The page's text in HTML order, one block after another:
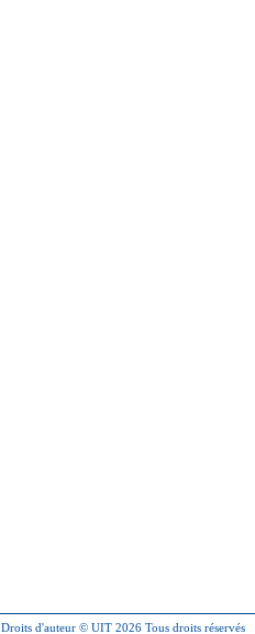
Droits d'auteur © UIT 2026 Tous droits réservés